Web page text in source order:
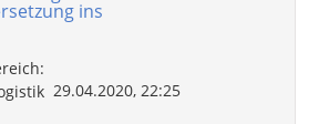
ins
29.04.2020, 22:25